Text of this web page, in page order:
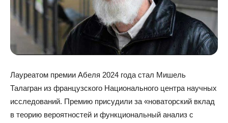
Лауреатом премии Абеля 2024 года стал Мишель
Талагран из французского Национального центра научных
исследований. Премию присудили за «новаторский вклад
в теорию вероятностей и функциональный анализ с